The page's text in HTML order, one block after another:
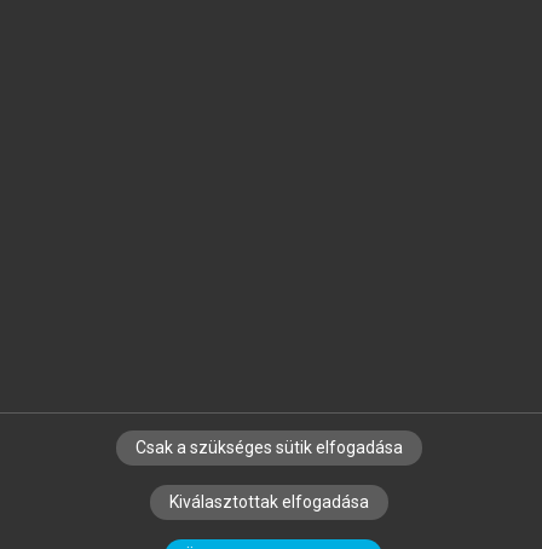
SZERZŐKNEK CÉGEKNEK KÖNYVTÁROSOKNAK
SZERKESZTÉSI ÉS LEKTORÁLÁSI ALAPELVEK
Csak a szükséges sütik elfogadása
Kiválasztottak elfogadása